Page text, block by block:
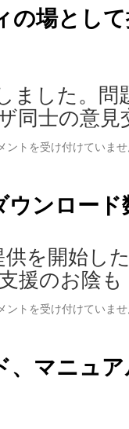
の場とし
ました。問
同士の意
ントを受け付けていま
ウンロー
を開始し
援のお陰
ントを受け付けていま
、マニュ